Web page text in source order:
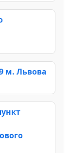
м. Львова